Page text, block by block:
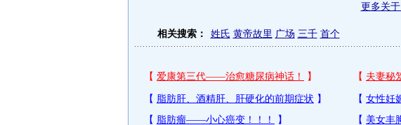
更多关于
相关搜索： 姓氏 黄帝故里 广场 三千 首个